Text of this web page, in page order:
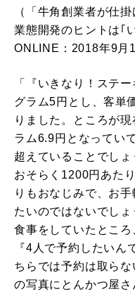
（「牛角創業者が仕
業態開発のヒントは｢
ONLINE：2018年9月1
「『いきなり！ステ
グラム5円とし、客単
りました。ところが
ラム6.9円となってい
超えていることでし
おそらく1200円あた
りもおなじみで、お
たいのではないでし
食事をしていたとこ
『4人で予約したいん
ちらでは予約は取ら
の写真にとんかつ屋